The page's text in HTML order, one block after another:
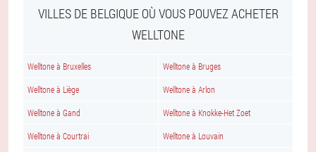
VILLES DE BELGIQUE OÙ VOUS POUVEZ ACHETER
WELLTONE
Welltone à Bruxelles Welltone à Bruges
Welltone à Liège Welltone à Arlon
Welltone à Gand Welltone à Knokke-Het Zoet
Welltone à Courtrai Welltone à Louvain